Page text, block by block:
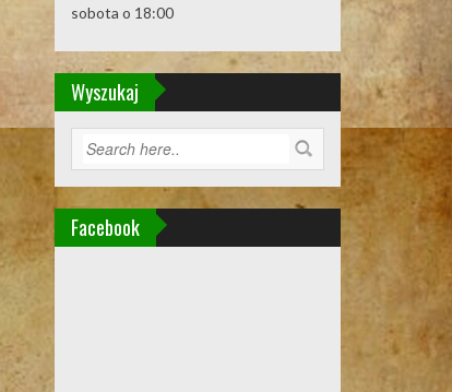
sobota o 18:00
Wyszukaj
Facebook